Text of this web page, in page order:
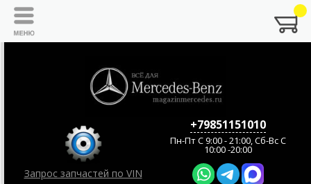
Запрос запчастей по VIN
+79851151010
Пн-Пт C 9:00 - 21:00, Сб-Вс С
10:00 -20:00